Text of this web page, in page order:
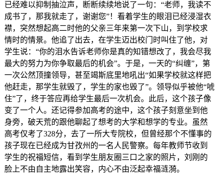
已经难以抑制抽泣声，断断续续地说了一句：“老师，我读不
成书了，那我就走了，谢谢您”！看着学生的眼泪已经浸湿衣
襟，突然想起高二时他的父亲三年来第一次下山，到学校求
情时的情景。他追了出去，在学生迈出校门时叫住了他，对
学生说：“你的泪水告诉老师你是真的知错想改了，我会尽我
最大的努力为你争取最后的机会”。于是，一天的“纠缠”，第
一次公然顶撞领导，甚至竭斯底里地吼出“如果学校就这样把
他赶走，那学生就毁了，学生的家也毁了”。领导似乎被他“唬
住”了，终于答应再给学生最后一次机会。此后，这个孩子像
变了一个人。还记得参加高考的途中，这个孩子刻意坐到他
身旁，破天荒的跟他聊起了想考的大学和想学的专业。虽然
高考仅考了328分，去了一所大专院校，但曾经那个不懂事的
孩子现在已经成为甘孜州的一名人民警察。每年教师节收到
学生的祝福短信，看到学生朋友圈三口之家的照片，刘刚的
脸上不由自主地露出笑容，内心不由泛起幸福涟漪。